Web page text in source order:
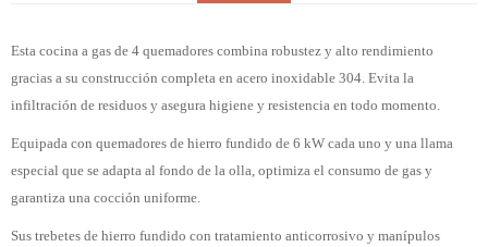
Esta cocina a gas de 4 quemadores combina robustez y alto rendimiento
gracias a su construcción completa en acero inoxidable 304. Evita la
infiltración de residuos y asegura higiene y resistencia en todo momento.
Equipada con quemadores de hierro fundido de 6 kW cada uno y una llama
especial que se adapta al fondo de la olla, optimiza el consumo de gas y
garantiza una cocción uniforme.
Sus trebetes de hierro fundido con tratamiento anticorrosivo y manípulos